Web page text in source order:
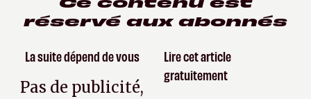
réservé aux abonnés
La suite dépend de vous
Pas de publicité,
Lire cet article
gratuitement